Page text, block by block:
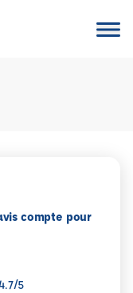
compte pour
5